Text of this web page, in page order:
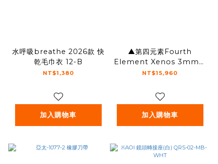
水呼吸breathe 2026款 快
乾毛巾衣 12-B
NT$1,380
加入購物車
▲第四元素Fourth
Element Xenos 3mm女
款連身防寒衣
NT$15,960
加入購物車